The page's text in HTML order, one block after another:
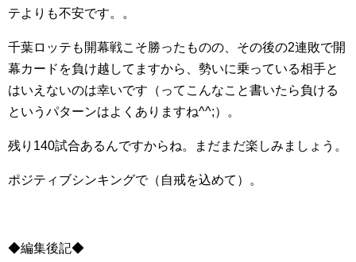
テよりも不安です。。
千葉ロッテも開幕戦こそ勝ったものの、その後の2連敗で開
幕カードを負け越してますから、勢いに乗っている相手と
はいえないのは幸いです（ってこんなこと書いたら負ける
というパターンはよくありますね^^;）。
残り140試合あるんですからね。まだまだ楽しみましょう。
ポジティブシンキングで（自戒を込めて）。
◆編集後記◆